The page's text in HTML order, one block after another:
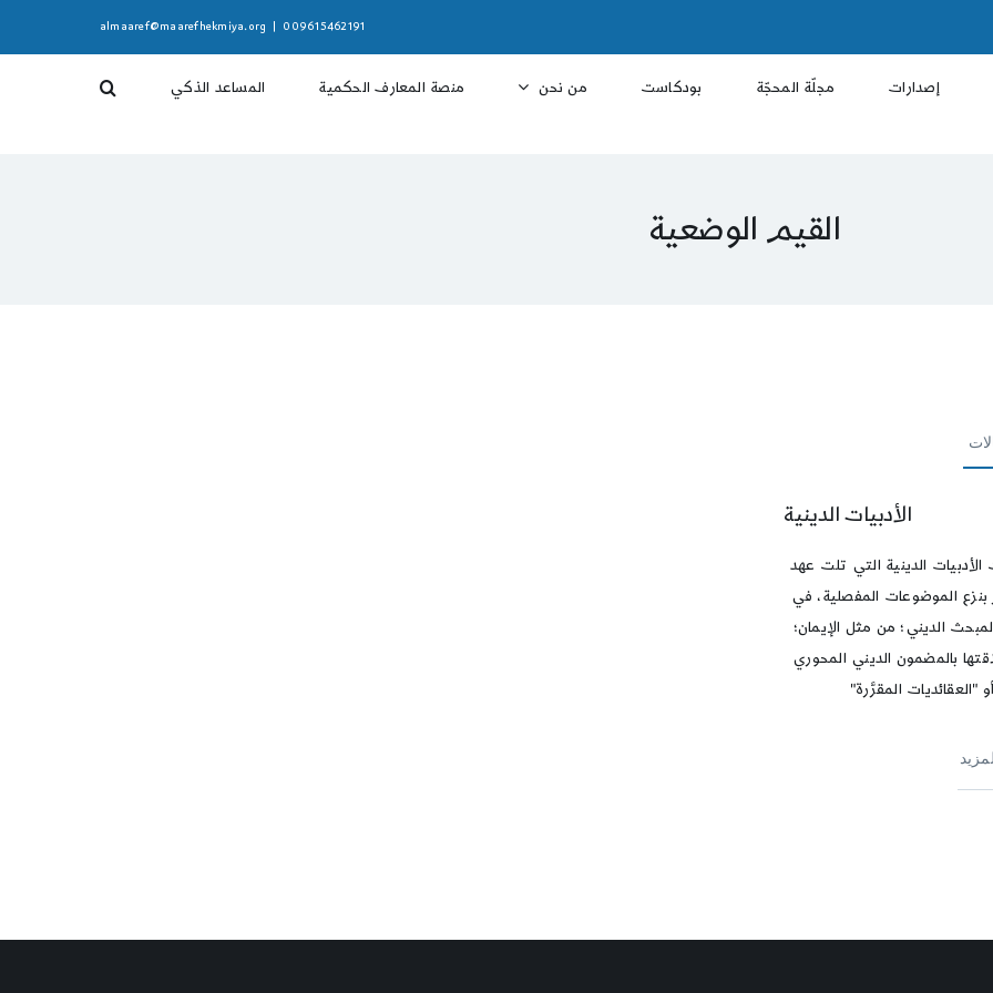
009615462191
almaaref@maarefhekmiya.org
إصدارات مجلّة المحجّة بودكاست من نحن منصة المعارف الحكمية المساعد الذكي
القيم الوضعية
الأدبيات الدينية
الدينية التي تلت عهد
بنزع الموضوعات المفصلية، في
الديني؛ من مثل الإيمان؛
بالمضمون الديني المحوري
"العقائديات المقرَّرة"